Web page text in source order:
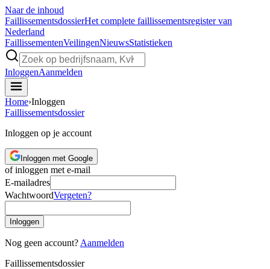
Naar de inhoud
FaillissementsdossierHet complete faillissementsregister van
Nederland
FaillissementenVeilingenNieuwsStatistieken
InloggenAanmelden
Home›Inloggen
Faillissementsdossier
Inloggen op je account
Inloggen met Google
of inloggen met e-mail
E-mailadres
WachtwoordVergeten?
Inloggen
Nog geen account? Aanmelden
Faillissementsdossier